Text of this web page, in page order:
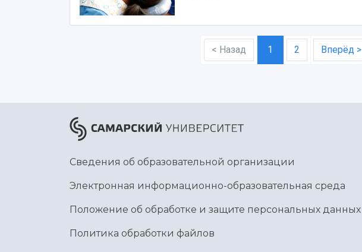
< Назад 1 2 Вперёд >
Сведения об образовательной организации
Электронная информационно-образовательная среда
Положение об обработке и защите персональных данных
Политика обработки файлов